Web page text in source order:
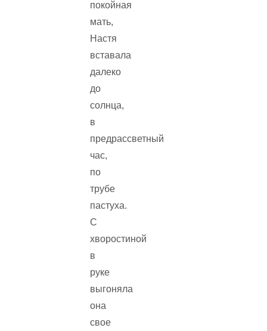
покойная
мать,
Настя
вставала
далеко
до
солнца,
в
предрассветный
час,
по
трубе
пастуха.
С
хворостиной
в
руке
выгоняла
она
свое